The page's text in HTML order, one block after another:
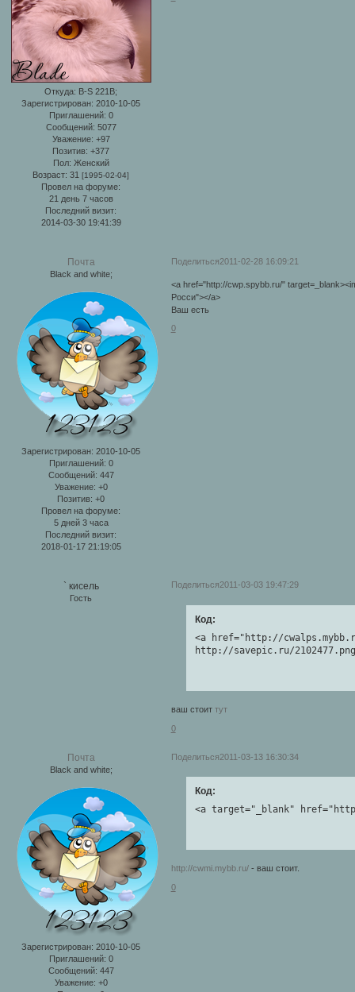
Откуда: B-S 221B;
Зарегистрирован: 2010-10-05
Приглашений: 0
Сообщений: 5077
Уважение: +97
Позитив: +377
Пол: Женский
Возраст: 31[1995-02-04]
Провел на форуме:
21 день 7 часов
Последний визит:
2014-03-30 19:41:39
Поделиться2011-02-28 16:09:21
Почта
Black and white;
Зарегистрирован: 2010-10-05
Приглашений: 0
Сообщений: 447
Уважение: +0
Позитив: +0
Провел на форуме:
5 дней 3 часа
Последний визит:
2018-01-17 21:19:05
<a href="http://cwp.spybb.ru/"
Росси"></a>
Ваш есть
0
Поделиться2011-03-03 19:47:29
` кисель
Гость
Код:
<a href="http://
http://savepic.ru/
ваш стоит тут
0
Поделиться2011-03-13 16:30:34
Почта
Black and white;
Зарегистрирован: 2010-10-05
Приглашений: 0
Сообщений: 447
Уважение: +0
Код:
<a target="_blank"
http://cwmi.mybb.ru/- ваш стоит.
0